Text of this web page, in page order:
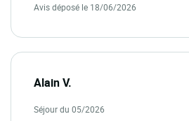
Avis déposé le 18/06/2026
Alain V.
Séjour du 05/2026